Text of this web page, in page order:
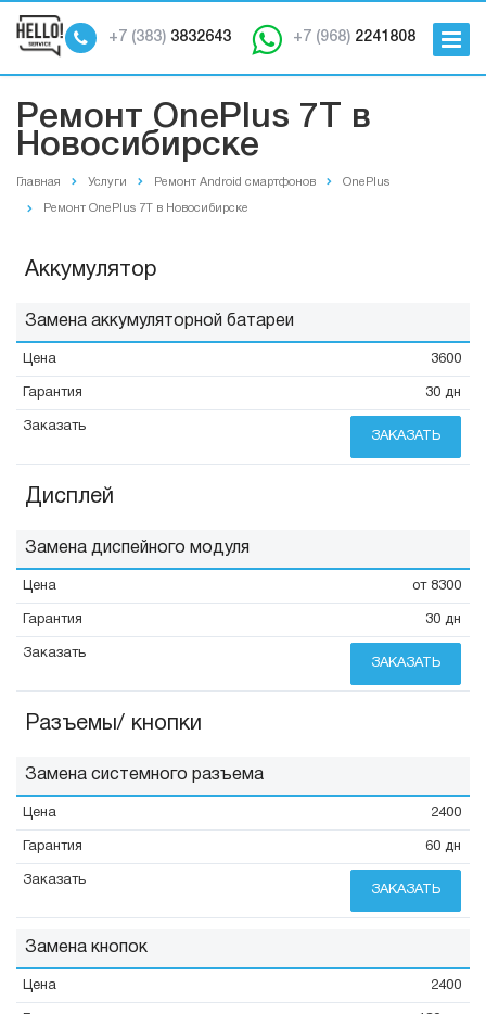
+7 (968) 2241808
+7 (383) 3832643
Ремонт OnePlus 7T в
Новосибирске
Главная Услуги Ремонт Android смартфонов OnePlus
Ремонт OnePlus 7T в Новосибирске
Аккумулятор
Замена аккумуляторной батареи
3600
30 дн
ЗАКАЗАТЬ
Дисплей
Замена диспейного модуля
от 8300
30 дн
ЗАКАЗАТЬ
Разъемы/ кнопки
Замена системного разъема
2400
60 дн
ЗАКАЗАТЬ
Замена кнопок
2400